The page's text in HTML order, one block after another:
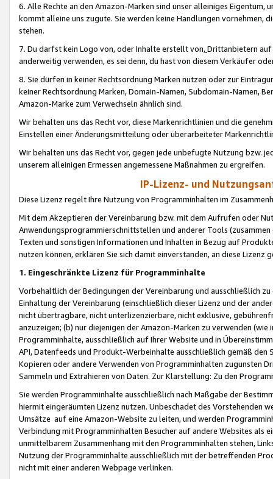
6. Alle Rechte an den Amazon-Marken sind unser alleiniges
kommt alleine uns zugute. Sie werden keine Handlungen vornehmen,
stehen.
7. Du darfst kein Logo von, oder Inhalte erstellt von,Drittanbietern auf
anderweitig verwenden, es sei denn, du hast von diesem Verkäufer
8. Sie dürfen in keiner Rechtsordnung Marken nutzen oder zur
keiner Rechtsordnung Marken, Domain-Namen, Subdomain-Namen,
Amazon-Marke zum Verwechseln ähnlich sind.
Wir behalten uns das Recht vor, diese Markenrichtlinien und die
Einstellen einer Änderungsmitteilung oder überarbeiteter
Wir behalten uns das Recht vor, gegen jede unbefugte Nutzung bzw.
unserem alleinigen Ermessen angemessene Maßnahmen zu ergreifen.
IP-Lizenz- und
Diese Lizenz regelt Ihre Nutzung von Programminhalten im
Mit dem Akzeptieren der Vereinbarung bzw. mit dem Aufrufen oder
Anwendungsprogrammierschnittstellen und anderer Tools (zusammen
Texten und sonstigen Informationen und Inhalten in Bezug auf
nutzen können, erklären Sie sich damit einverstanden, an diese Lizenz
1. Eingeschränkte Lizenz für Programminhalte
Vorbehaltlich der Bedingungen der Vereinbarung und ausschließlich
Einhaltung der Vereinbarung (einschließlich dieser Lizenz und der
nicht übertragbare, nicht unterlizenzierbare, nicht exklusive,
anzuzeigen; (b) nur diejenigen der Amazon-Marken zu verwenden
Programminhalte, ausschließlich auf Ihrer Website und in
API, Datenfeeds und Produkt-Werbeinhalte ausschließlich gemäß
Kopieren oder andere Verwenden von Programminhalten zugunsten
Sammeln und Extrahieren von Daten. Zur Klarstellung: Zu den
Sie werden Programminhalte ausschließlich nach Maßgabe der
hiermit eingeräumten Lizenz nutzen. Unbeschadet des Vorstehenden
Umsätze auf eine Amazon-Website zu leiten, und werden
Verbindung mit Programminhalten Besucher auf andere Websites als
unmittelbarem Zusammenhang mit den Programminhalten stehen,
Nutzung der Programminhalte ausschließlich mit der betreffenden
nicht mit einer anderen Webpage verlinken.